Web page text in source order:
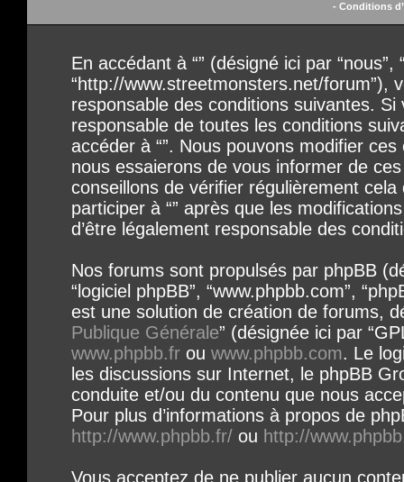
- Conditions
En accédant à “” (désigné ici par “nous”,
“http://www.streetmonsters.net/forum”),
responsable des conditions suivantes. Si
responsable de toutes les conditions
accéder à “”. Nous pouvons modifier
nous essaierons de vous informer de
conseillons de vérifier régulièrement
participer à “” après que les
d’être légalement responsable des
Nos forums sont propulsés par phpBB
“logiciel phpBB”, “www.phpbb.com”,
est une solution de création de forums,
Publique Générale” (désignée ici par
www.phpbb.frou www.phpbb.com. Le
les discussions sur Internet, le phpBB
conduite et/ou du contenu que nous
Pour plus d’informations à propos de
http://www.phpbb.fr/ou http://
Vous acceptez de ne publier aucun